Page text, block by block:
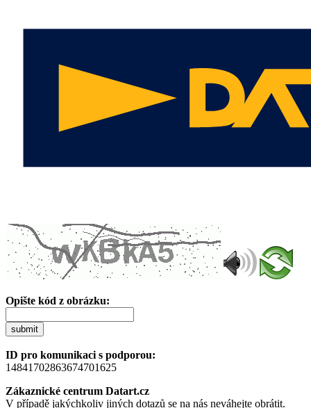
Opište kód z obrázku:
submit
ID pro komunikaci s podporou:
14841702863674701625
Zákaznické centrum Datart.cz
V případě jakýchkoliv jiných dotazů se na nás neváhejte obrátit.